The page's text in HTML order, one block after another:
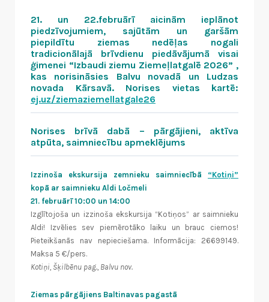
21. un 22.februārī aicinām ieplānot
piedzīvojumiem, sajūtām un garšām
piepildītu ziemas nedēļas nogali
tradicionālajā brīvdienu piedāvājumā visai
ģimenei “Izbaudi ziemu Ziemeļlatgalē 2026” ,
kas norisināsies Balvu novadā un Ludzas
novada Kārsavā. Norises vietas kartē:
ej.uz/ziemaziemellatgale26
Norises brīvā dabā – pārgājieni, aktīva
atpūta, saimniecību apmeklējums
Izzinoša ekskursija zemnieku saimniecībā “Kotiņi”
kopā ar saimnieku Aldi Ločmeli
21. februārī 10:00 un 14:00
Izglītojoša un izzinoša ekskursija “Kotiņos” ar saimnieku
Aldi! Izvēlies sev piemērotāko laiku un brauc ciemos!
Pieteikšanās nav nepieciešama. Informācija: 26699149.
Maksa 5 €/pers.
Kotiņi, Šķilbēnu pag., Balvu nov.
Ziemas pārgājiens Baltinavas pagastā